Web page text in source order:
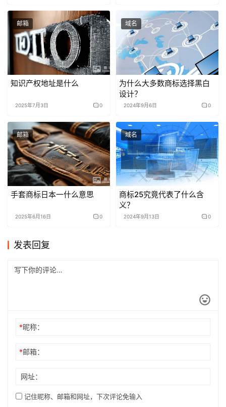
邮箱
知识产权地址是什么
2025年7月3日 0
域名
为什么大多数商标选择黑白
设计？
2024年9月6日 0
邮箱
手套商标日本一什么意思
2025年6月16日 0
域名
商标25究竟代表了什么含
义？
2024年9月13日 0
发表回复
*昵称：
*邮箱：
网址：
记住昵称、邮箱和网址，下次评论免输入